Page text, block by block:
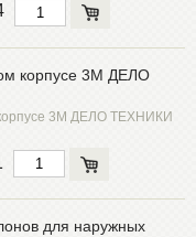
корпусе 3М ДЕЛО
3М ДЕЛО ТЕХНИКИ
для наружных